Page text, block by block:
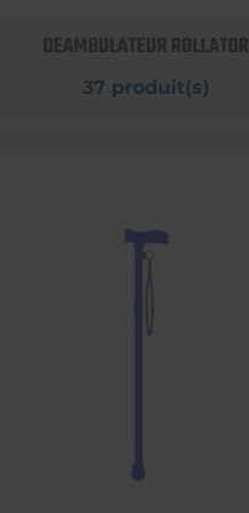
DEAMBULATEUR ROLLATOR
37 produit(s)